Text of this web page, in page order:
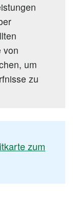
von
um
zu
zum